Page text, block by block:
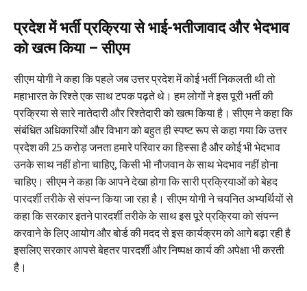
प्रदेश में भर्ती प्रक्रिया से भाई-भतीजावाद और भेदभाव
को खत्म किया – सीएम
सीएम योगी ने कहा कि पहले जब उत्तर प्रदेश में कोई भर्ती निकलती थी तो
महाभारत के रिश्ते एक साथ टपक पढ़ते थे। हम लोगों ने इस पूरी भर्ती की
प्रक्रिया से सारे नातेदारी और रिश्तेदारी को खत्म किया है। सीएम ने कहा कि
संबंधित अधिकारियों और विभाग को बहुत ही स्पष्ट रूप से कहा गया कि उत्तर
प्रदेश की 25 करोड़ जनता हमारे परिवार का हिस्सा है और कोई भी भेदभाव
उनके साथ नहीं होना चाहिए, किसी भी नौजवान के साथ भेदभाव नहीं होना
चाहिए। सीएम ने कहा कि आपने देखा होगा कि सारी प्रक्रियाओं को बेहद
पारदर्शी तरीके से संपन्न किया जा रहा है। सीएम योगी ने चयनित अभ्यर्थियों से
कहा कि सरकार इतने पारदर्शी तरीके के साथ इस पूरे प्रक्रिया को संपन्न
करवाने के लिए आयोग और बोर्ड की मदद से इस कार्यक्रम को आगे बढ़ा रही है
इसलिए सरकार आपसे बेहतर पारदर्शी और निष्पक्ष कार्य की अपेक्षा भी करती
है।